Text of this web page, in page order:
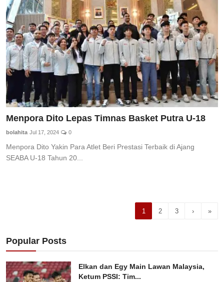
Menpora Dito Lepas Timnas Basket Putra U-18
bolahita Jul 17, 2024 0
Menpora Dito Yakin Para Atlet Beri Prestasi Terbaik di Ajang
SEABA U-18 Tahun 20...
1 2 3 › »
Popular Posts
Elkan dan Egy Main Lawan Malaysia,
Ketum PSSI: Tim...